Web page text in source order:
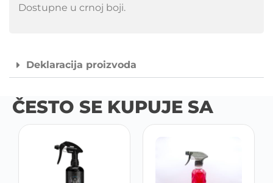
Dostupne u crnoj boji.
Deklaracija proizvoda
ČESTO SE KUPUJE SA